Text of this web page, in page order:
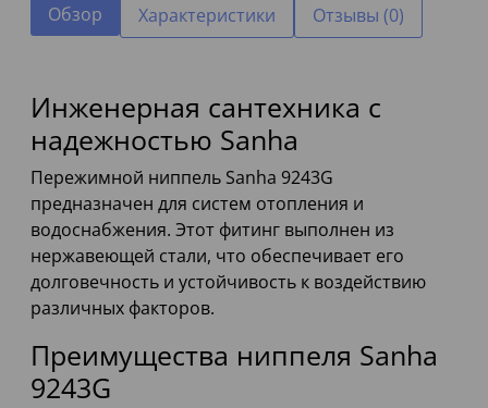
Обзор Характеристики Отзывы (0)
Инженерная сантехника с
надежностью Sanha
Пережимной ниппель Sanha 9243G
предназначен для систем отопления и
водоснабжения. Этот фитинг выполнен из
нержавеющей стали, что обеспечивает его
долговечность и устойчивость к воздействию
различных факторов.
Преимущества ниппеля Sanha
9243G